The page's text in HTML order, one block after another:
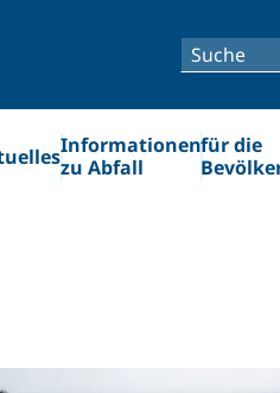
Informationen
zu Abfall
für die